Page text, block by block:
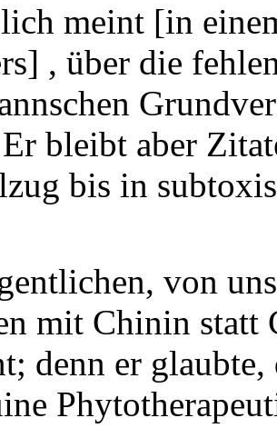
meint [in
, über die
bleibt aber
bis in
von
mit Chinin statt
denn er